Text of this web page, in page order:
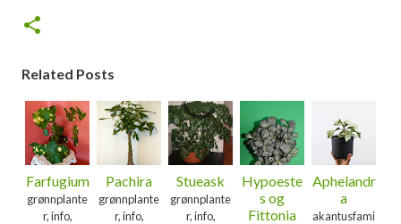
Related Posts
Farfugium
grønnplante
r, info,
Pachira
grønnplante
r, info,
Stueask
grønnplante
r, info,
Hypoeste
s og
Fittonia
Aphelandr
a
akantusfami